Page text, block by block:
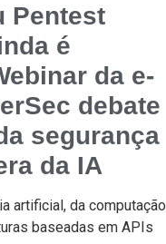
Pentest
é
da e-
debate
segurança
da IA
artificial, da computação
baseadas em APIs